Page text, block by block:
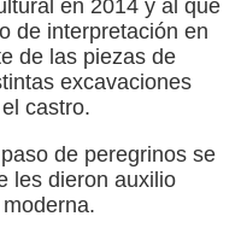
en 2014 y al que
de interpretación en
de las piezas de
excavaciones
castro.
de peregrinos se
les dieron auxilio